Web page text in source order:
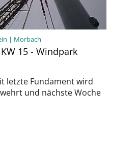
| Morbach
15 - Windpark
letzte Fundament wird
und nächste Woche